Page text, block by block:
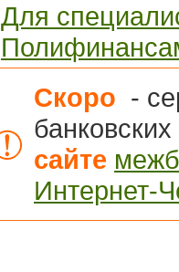
Для
Скоро -
сайте
Интернет-